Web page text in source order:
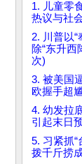
1. 儿童零
热议与社
2. 川普以“
除“东升西
次)
3. 被美国
欧握手超
4. 幼发拉
引起末日
5. 习紧抓“
拨千斤捞